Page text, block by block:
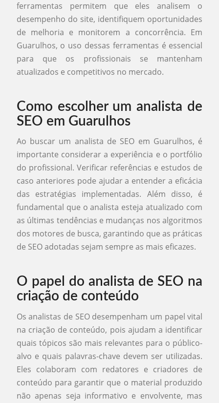
ferramentas permitem que eles analisem o
desempenho do site, identifiquem oportunidades
de melhoria e monitorem a concorrência. Em
Guarulhos, o uso dessas ferramentas é essencial
para que os profissionais se mantenham
atualizados e competitivos no mercado.
Como escolher um analista de
SEO em Guarulhos
Ao buscar um analista de SEO em Guarulhos, é
importante considerar a experiência e o portfólio
do profissional. Verificar referências e estudos de
caso anteriores pode ajudar a entender a eficácia
das estratégias implementadas. Além disso, é
fundamental que o analista esteja atualizado com
as últimas tendências e mudanças nos algoritmos
dos motores de busca, garantindo que as práticas
de SEO adotadas sejam sempre as mais eficazes.
O papel do analista de SEO na
criação de conteúdo
Os analistas de SEO desempenham um papel vital
na criação de conteúdo, pois ajudam a identificar
quais tópicos são mais relevantes para o público-
alvo e quais palavras-chave devem ser utilizadas.
Eles colaboram com redatores e criadores de
conteúdo para garantir que o material produzido
não apenas seja informativo e envolvente, mas